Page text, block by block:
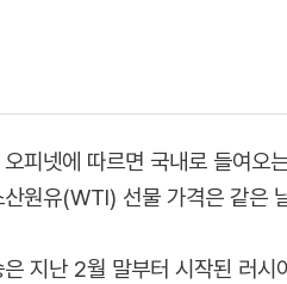
오피넷에 따르면 국내로 들여
산원유(WTI) 선물 가격은 같
지난 2월 말부터 시작된 러